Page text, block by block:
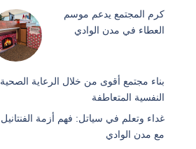
كرم المجتمع يدعم موسم
العطاء في مدن الوادي
بناء مجتمع أقوى من خلال الرعاية الصحية
النفسية المتعاطفة
غداء وتعلم في سياتل: فهم أزمة الفنتانيل
مع مدن الوادي